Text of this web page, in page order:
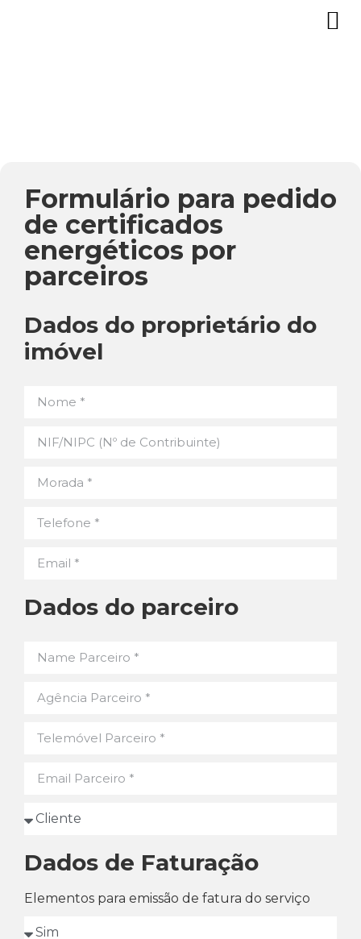
Formulário para pedido
de certificados
energéticos por
parceiros
Dados do proprietário do
imóvel
Dados do parceiro
Dados de Faturação
Elementos para emissão de fatura do serviço